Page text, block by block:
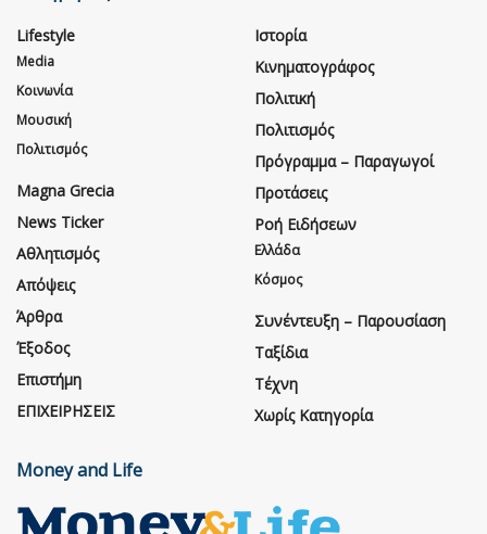
Lifestyle
Media
Κοινωνία
Μουσική
Πολιτισμός
Magna Grecia
News Ticker
Αθλητισμός
Απόψεις
Άρθρα
Έξοδος
Επιστήμη
ΕΠΙΧΕΙΡΗΣΕΙΣ
Ιστορία
Κινηματογράφος
Πολιτική
Πολιτισμός
Πρόγραμμα – Παραγωγοί
Προτάσεις
Ροή Ειδήσεων
Ελλάδα
Κόσμος
Συνέντευξη – Παρουσίαση
Ταξίδια
Τέχνη
Χωρίς Κατηγορία
Money and Life